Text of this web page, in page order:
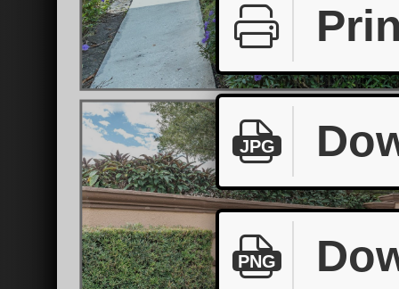
JPG
PNG